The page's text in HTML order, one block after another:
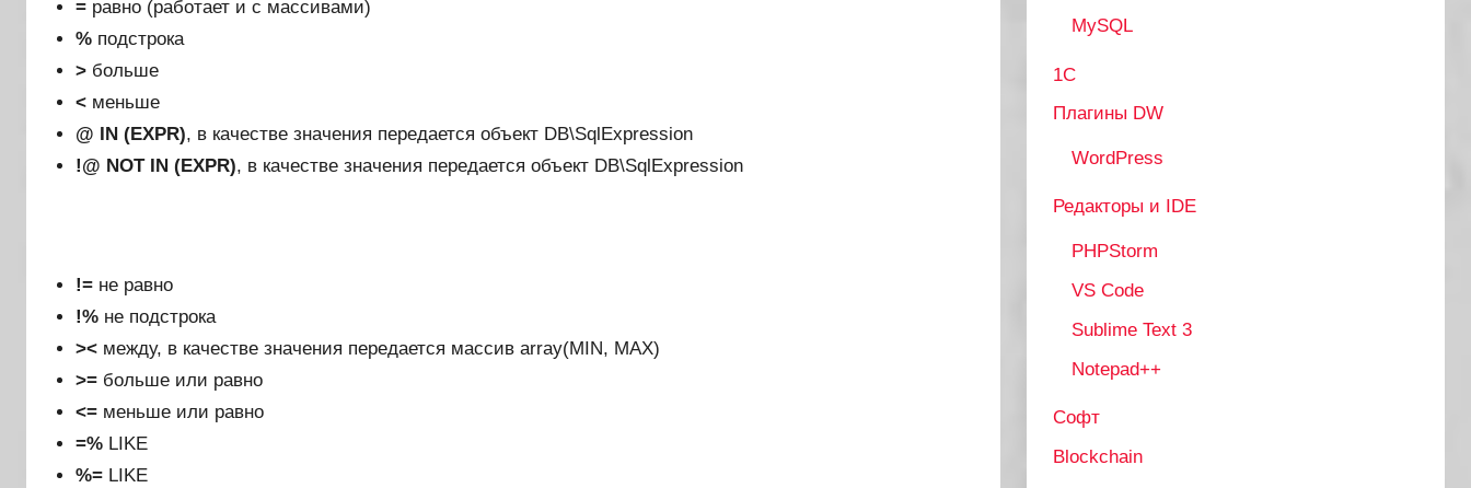
= равно (работает и с массивами)
% подстрока
> больше
< меньше
@ IN (EXPR), в качестве значения передается объект DB\SqlExpression
!@ NOT IN (EXPR), в качестве значения передается объект DB\SqlExpression
!= не равно
!% не подстрока
>< между, в качестве значения передается массив array(MIN, MAX)
>= больше или равно
<= меньше или равно
=% LIKE
%= LIKE
MySQL
1С
Плагины DW
WordPress
Редакторы и IDE
PHPStorm
VS Code
Sublime Text 3
Notepad++
Софт
Blockchain